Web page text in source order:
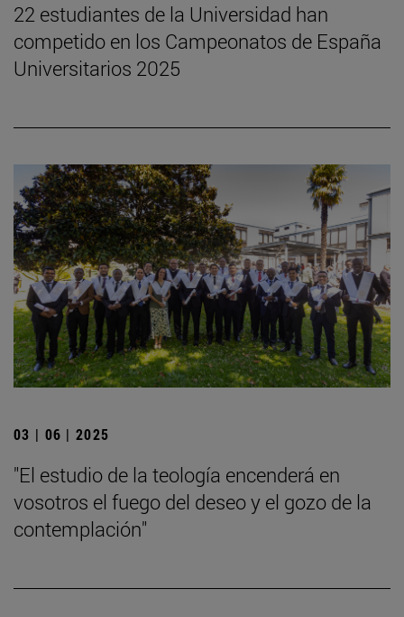
22 estudiantes de la Universidad han
competido en los Campeonatos de España
Universitarios 2025
03 | 06 | 2025
"El estudio de la teología encenderá en
vosotros el fuego del deseo y el gozo de la
contemplación"